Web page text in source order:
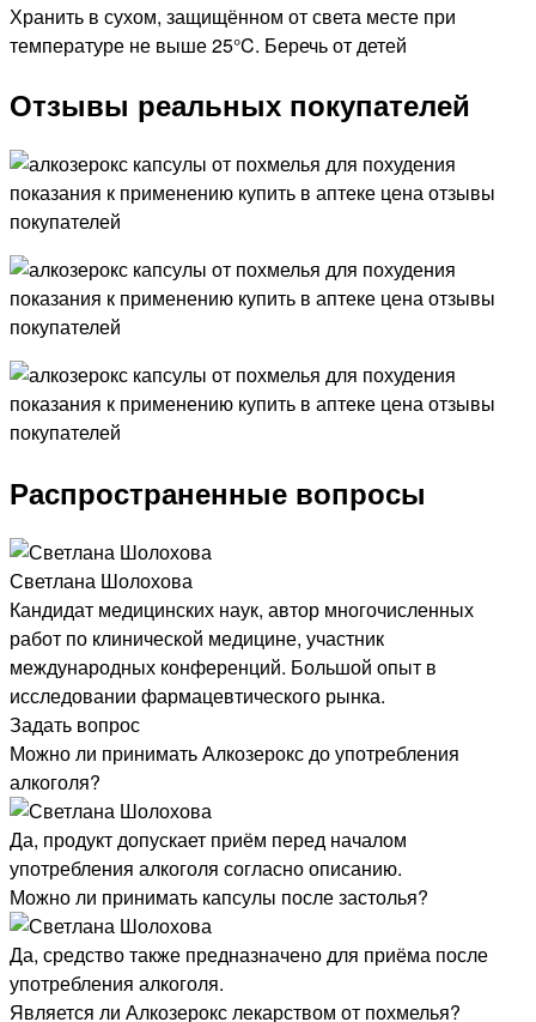
Хранить в сухом, защищённом от света месте при
температуре не выше 25°C. Беречь от детей
Отзывы реальных покупателей
Распространенные вопросы
Светлана Шолохова
Кандидат медицинских наук, автор многочисленных
работ по клинической медицине, участник
международных конференций. Большой опыт в
исследовании фармацевтического рынка.
Задать вопрос
Можно ли принимать Алкозерокс до употребления
алкоголя?
Да, продукт допускает приём перед началом
употребления алкоголя согласно описанию.
Можно ли принимать капсулы после застолья?
Да, средство также предназначено для приёма после
употребления алкоголя.
Является ли Алкозерокс лекарством от похмелья?